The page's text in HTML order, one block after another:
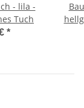
- lila -
Tuch
*